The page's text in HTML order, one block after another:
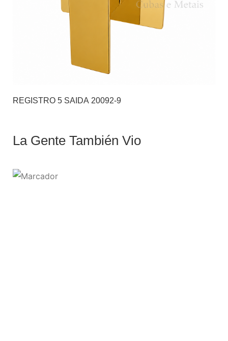
REGISTRO 5 SAIDA 20092-9
La Gente También Vio